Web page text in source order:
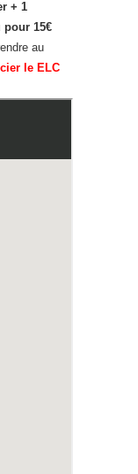
+ 1
pour 15€
au
le ELC